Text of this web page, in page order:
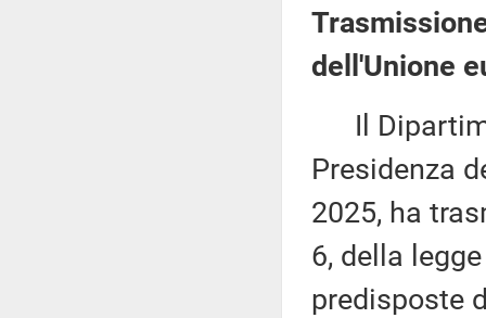
dell'Unione
Il
Presidenza
2025, ha
6, della
predisposte